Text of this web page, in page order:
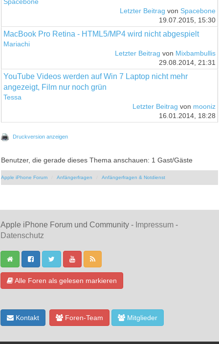
Spacebone
Letzter Beitrag von Spacebone
19.07.2015, 15:30
MacBook Pro Retina - HTML5/MP4 wird nicht abgespielt
Mariachi
Letzter Beitrag von Mixbambullis
29.08.2014, 21:31
YouTube Videos werden auf Win 7 Laptop nicht mehr
angezeigt, Film nur noch grün
Tessa
Letzter Beitrag von mooniz
16.01.2014, 18:28
Druckversion anzeigen
Benutzer, die gerade dieses Thema anschauen: 1 Gast/Gäste
Apple iPhone Forum Anfängerfragen Anfängerfragen & Notdienst
Apple iPhone Forum und Community - Impressum -
Datenschutz
Alle Foren als gelesen markieren
Kontakt Foren-Team Mitglieder